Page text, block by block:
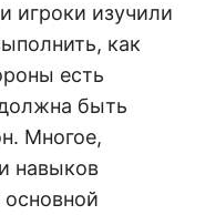
игроки изучили
как
есть
быть
Многое,
навыков
основной